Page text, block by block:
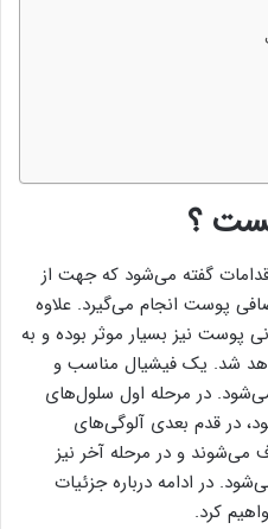
؟
گفته می‌شود که جهت از
پوست انجام می‌گیرد. علاوه
پوست نیز بسیار موثر بوده و به
شد. یک فیشیال مناسب و
در مرحله اول سلول‌های
در قدم بعدی آلوگی‌های
و در مرحله آخر نیز
در ادامه درباره جزئیات
کرد.